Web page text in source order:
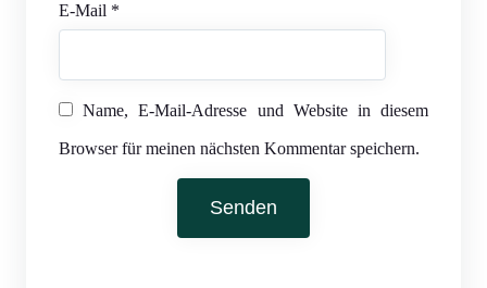
E-Mail *
Name, E-Mail-Adresse und Website in diesem
Browser für meinen nächsten Kommentar speichern.